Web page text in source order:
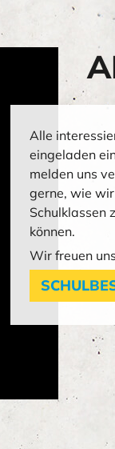
Alle
eingeladen
melden uns
gerne, wie
Schulklassen
können.
Wir freuen